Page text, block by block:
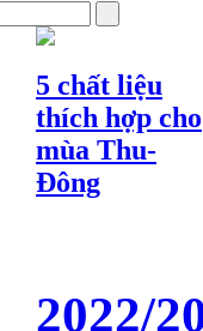
5 chất liệu
thích hợp cho
mùa Thu-
Đông
2022/